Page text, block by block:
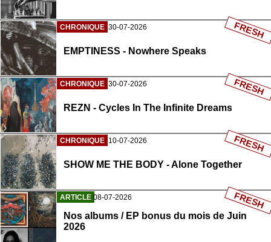
CHRONIQUE 30-07-2026
EMPTINESS - Nowhere Speaks
FRESH
CHRONIQUE 30-07-2026
REZN - Cycles In The Infinite Dreams
FRESH
CHRONIQUE 10-07-2026
SHOW ME THE BODY - Alone Together
FRESH
ARTICLE 08-07-2026
Nos albums / EP bonus du mois de Juin
2026
FRESH